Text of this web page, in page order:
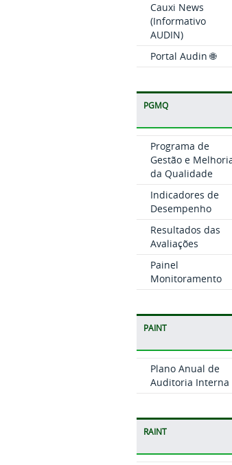
Cauxi News
(Informativo
AUDIN)
Portal Audin 🌐
PGMQ
Programa de
Gestão e
da Qualidade
Indicadores de
Desempenho
Resultados das
Avaliações
Painel
Monitoramento
PAINT
Plano Anual de
Auditoria Interna
RAINT